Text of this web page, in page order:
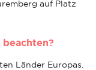
auf Platz
beachten?
Länder Europas.